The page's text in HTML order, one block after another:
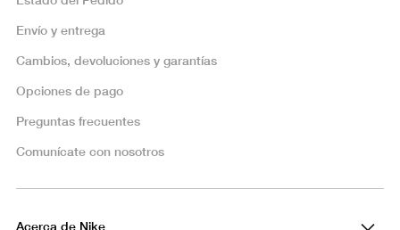
Envío y entrega
Cambios, devoluciones y garantías
Opciones de pago
Preguntas frecuentes
Comunícate con nosotros
Acerca de Nike